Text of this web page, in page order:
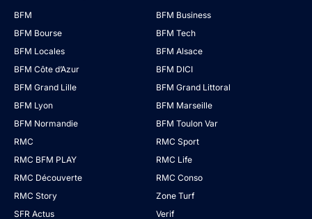
BFM
BFM Business
BFM Bourse
BFM Tech
BFM Locales
BFM Alsace
BFM Côte d’Azur
BFM DICI
BFM Grand Lille
BFM Grand Littoral
BFM Lyon
BFM Marseille
BFM Normandie
BFM Toulon Var
RMC
RMC Sport
RMC BFM PLAY
RMC Life
RMC Découverte
RMC Conso
RMC Story
Zone Turf
SFR Actus
Verif